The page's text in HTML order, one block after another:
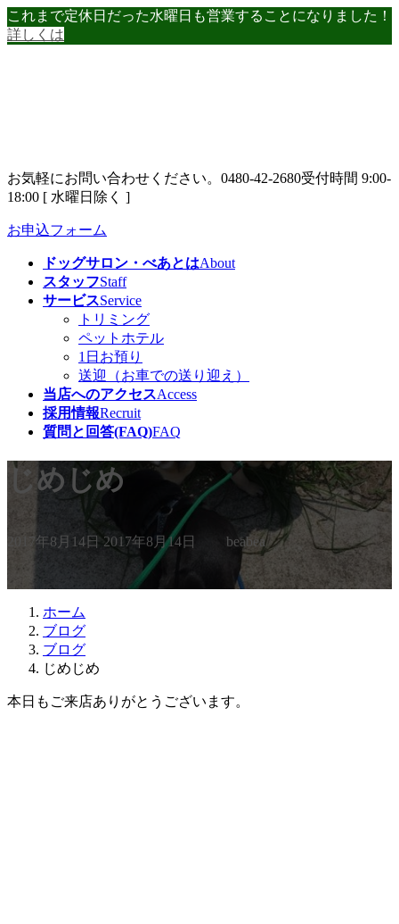
コ
ン
プ
ナ
ビ
動
これまで定休日だった水曜日も営業することになりました！
詳しくは
お気軽にお問い合わせください。 0480-42-2680受付時間 9:00-
18:00 [ 水曜日除く ]
お申込フォーム
ドッグサロン・べあとはAbout
スタッフStaff
サービスService
トリミング
ペットホテル
1日お預り
送迎（お車での送り迎え）
当店へのアクセスAccess
採用情報Recruit
質問と回答(FAQ)FAQ
じめじめ
2017年8月14日 終
2017年8月14日 beabea
ホーム
ブログ
ブログ
じめじめ
本日もご来店ありがとうございます。